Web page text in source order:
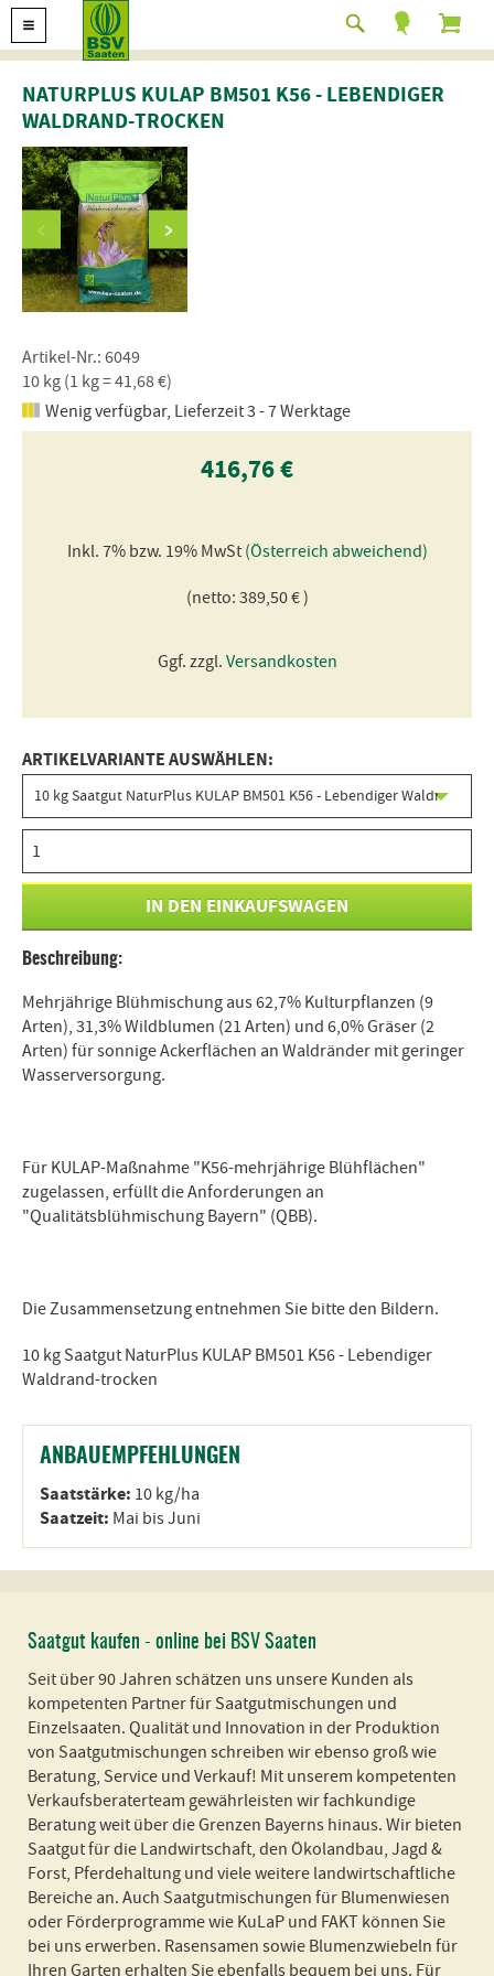
NATURPLUS KULAP BM501 K56 - LEBENDIGER
WALDRAND-TROCKEN
Artikel-Nr.: 6049
10 kg (1 kg = 41,68 €)
Wenig verfügbar, Lieferzeit 3 - 7 Werktage
416,76 €
Inkl. 7% bzw. 19% MwSt (Österreich abweichend)
(netto: 389,50 € )
Ggf. zzgl. Versandkosten
ARTIKELVARIANTE AUSWÄHLEN:
Beschreibung:
Mehrjährige Blühmischung aus 62,7% Kulturpflanzen (9
Arten), 31,3% Wildblumen (21 Arten) und 6,0% Gräser (2
Arten) für sonnige Ackerflächen an Waldränder mit geringer
Wasserversorgung.
Für KULAP-Maßnahme "K56-mehrjährige Blühflächen"
zugelassen, erfüllt die Anforderungen an
"Qualitätsblühmischung Bayern" (QBB).
Die Zusammensetzung entnehmen Sie bitte den Bildern.
10 kg Saatgut NaturPlus KULAP BM501 K56 - Lebendiger
Waldrand-trocken
ANBAUEMPFEHLUNGEN
Saatstärke: 10 kg/ha
Saatzeit: Mai bis Juni
Saatgut kaufen - online bei BSV Saaten
Seit über 90 Jahren schätzen uns unsere Kunden als
kompetenten Partner für Saatgutmischungen und
Einzelsaaten. Qualität und Innovation in der Produktion
von Saatgutmischungen schreiben wir ebenso groß wie
Beratung, Service und Verkauf! Mit unserem kompetenten
Verkaufsberaterteam gewährleisten wir fachkundige
Beratung weit über die Grenzen Bayerns hinaus. Wir bieten
Saatgut für die Landwirtschaft, den Ökolandbau, Jagd &
Forst, Pferdehaltung und viele weitere landwirtschaftliche
Bereiche an. Auch Saatgutmischungen für Blumenwiesen
oder Förderprogramme wie KuLaP und FAKT können Sie
bei uns erwerben. Rasensamen sowie Blumenzwiebeln für
Ihren Garten erhalten Sie ebenfalls bequem bei uns. Für